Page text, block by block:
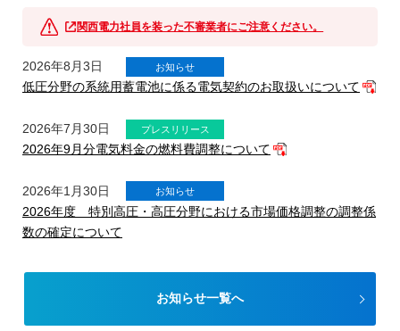
関西電力社員を装った不審業者にご注意ください。
2026年8月3日 お知らせ
低圧分野の系統用蓄電池に係る電気契約のお取扱いについて
2026年7月30日 プレスリリース
2026年9月分電気料金の燃料費調整について
2026年1月30日 お知らせ
2026年度 特別高圧・高圧分野における市場価格調整の調整係
数の確定について
お知らせ一覧へ